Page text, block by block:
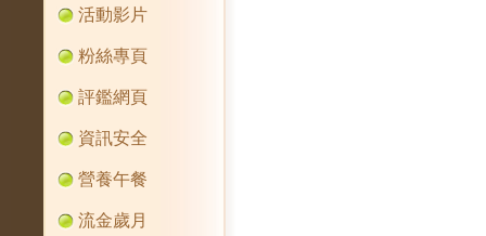
活動影片
粉絲專頁
評鑑網頁
資訊安全
營養午餐
流金歲月